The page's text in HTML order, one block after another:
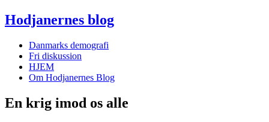
Hodjanernes blog
Danmarks demografi
Fri diskussion
HJEM
Om Hodjanernes Blog
En krig imod os alle